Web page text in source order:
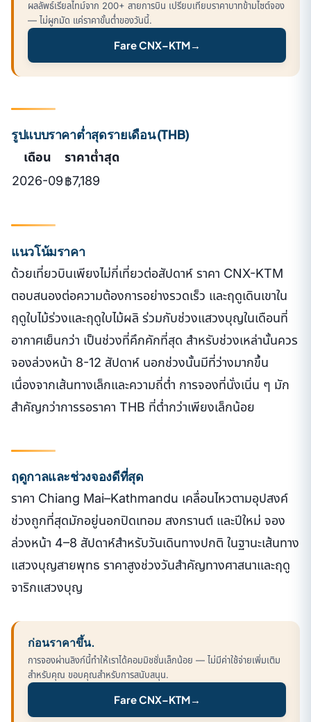
ผลลัพธ์เรียลไทม์จาก 200+ สายการบิน เปรียบเทียบราคาบาทข้ามไซต์จอง
— ไม่ผูกมัด แค่ราคาขั้นต่ำของวันนี้.
Fare CNX–KTM→
รูปแบบราคาต่ำสุดรายเดือน (THB)
เดือน
ราคาต่ำสุด
2026-09฿7,189
แนวโน้มราคา
ด้วยเที่ยวบินเพียงไม่กี่เที่ยวต่อสัปดาห์ ราคา CNX-KTM
ตอบสนองต่อความต้องการอย่างรวดเร็ว และฤดูเดินเขาใน
ฤดูใบไม้ร่วงและฤดูใบไม้ผลิ ร่วมกับช่วงแสวงบุญในเดือนที่
อากาศเย็นกว่า เป็นช่วงที่คึกคักที่สุด สำหรับช่วงเหล่านั้นควร
จองล่วงหน้า 8-12 สัปดาห์ นอกช่วงนั้นมีที่ว่างมากขึ้น
เนื่องจากเส้นทางเล็กและความถี่ต่ำ การจองที่นั่งเนิ่น ๆ มัก
สำคัญกว่าการรอราคา THB ที่ต่ำกว่าเพียงเล็กน้อย
ฤดูกาลและช่วงจองดีที่สุด
ราคา Chiang Mai–Kathmandu เคลื่อนไหวตามอุปสงค์
ช่วงถูกที่สุดมักอยู่นอกปิดเทอม สงกรานต์ และปีใหม่ จอง
ล่วงหน้า 4–8 สัปดาห์สำหรับวันเดินทางปกติ ในฐานะเส้นทาง
แสวงบุญสายพุทธ ราคาสูงช่วงวันสำคัญทางศาสนาและฤดู
จาริกแสวงบุญ
ก่อนราคาขึ้น.
การจองผ่านลิงก์นี้ทำให้เราได้คอมมิชชั่นเล็กน้อย — ไม่มีค่าใช้จ่ายเพิ่มเติม
สำหรับคุณ ขอบคุณสำหรับการสนับสนุน.
Fare CNX–KTM→